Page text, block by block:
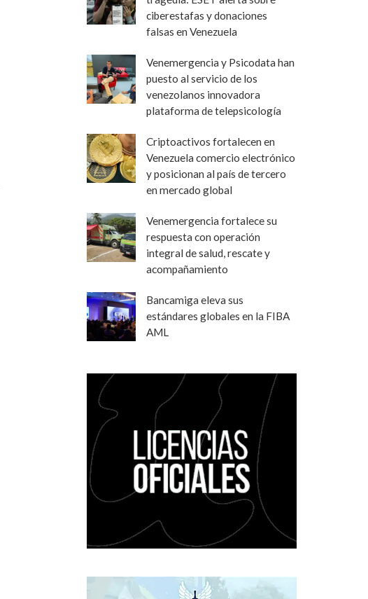
ciberestafas y donaciones
falsas en Venezuela
Venemergencia y Psicodata han
puesto al servicio de los
venezolanos innovadora
plataforma de telepsicología
Criptoactivos fortalecen en
Venezuela comercio electrónico
y posicionan al país de tercero
en mercado global
Venemergencia fortalece su
respuesta con operación
integral de salud, rescate y
acompañamiento
Bancamiga eleva sus
estándares globales en la FIBA
AML